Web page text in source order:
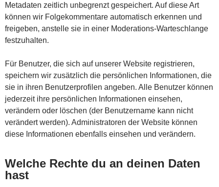
Metadaten zeitlich unbegrenzt gespeichert. Auf diese Art
können wir Folgekommentare automatisch erkennen und
freigeben, anstelle sie in einer Moderations-Warteschlange
festzuhalten.
Für Benutzer, die sich auf unserer Website registrieren,
speichern wir zusätzlich die persönlichen Informationen, die
sie in ihren Benutzerprofilen angeben. Alle Benutzer können
jederzeit ihre persönlichen Informationen einsehen,
verändern oder löschen (der Benutzername kann nicht
verändert werden). Administratoren der Website können
diese Informationen ebenfalls einsehen und verändern.
Welche Rechte du an deinen Daten
hast